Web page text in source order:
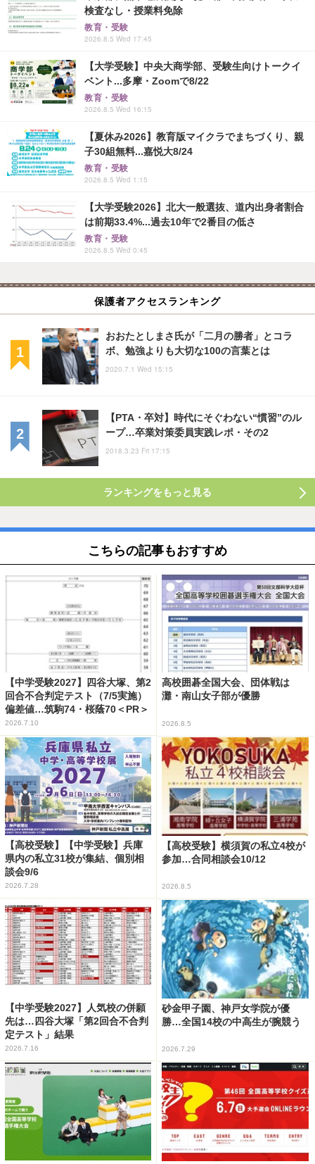
検査なし・授業料免除
教育・受験
2026.8.5 Wed 17:45
【大学受験】中央大商学部、受験生向けトークイ
ベント...多摩・Zoomで8/22
教育・受験
2026.8.5 Wed 16:15
【夏休み2026】教育版マイクラでまちづくり、親
子30組無料...嘉悦大8/24
教育・受験
2026.8.5 Wed 1:15
【大学受験2026】北大一般選抜、道内出身者割合
は前期33.4%...過去10年で2番目の低さ
教育・受験
2026.8.5 Wed 0:45
保護者アクセスランキング
おおたとしまさ氏が「二月の勝者」とコラ
ボ、勉強よりも大切な100の言葉とは
2020.7.1 Wed 15:15
【PTA・卒対】時代にそぐわない“慣習”のル
ープ…卒業対策委員実践レポ・その2
2018.3.23 Fri 17:15
ランキングをもっと見る
こちらの記事もおすすめ
【中学受験2027】四谷大塚、第2
回合不合判定テスト（7/5実施）
偏差値…筑駒74・桜蔭70＜PR＞
2026.7.10
高校囲碁全国大会、団体戦は
灘・南山女子部が優勝
2026.8.5
【高校受験】【中学受験】兵庫
県内の私立31校が集結、個別相
談会9/6
2026.7.28
【高校受験】横須賀の私立4校が
参加…合同相談会10/12
2026.8.5
【中学受験2027】人気校の併願
先は…四谷大塚「第2回合不合判
定テスト」結果
2026.7.16
砂金甲子園、神戸女学院が優
勝…全国14校の中高生が腕競う
2026.7.29